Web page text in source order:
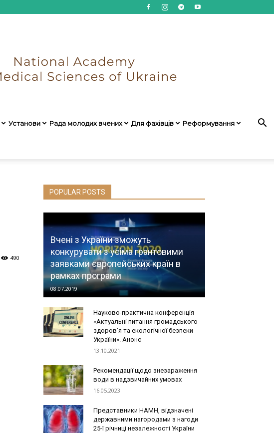
Установи Рада молодих вчених Для фахівців Реформування
490
POPULAR POSTS
Вчені з України зможуть
конкурувати з усіма грантовими
заявками європейських країн в
рамках програми
08.07.2019
Науково-практична конференція
«Актуальні питання громадського
здоров’я та екологічної безпеки
України». Анонс
13.10.2021
Рекомендації щодо знезараження
води в надзвичайних умовах
16.05.2023
Представники НАМН, відзначені
державними нагородами з нагоди
25-ї річниці незалежності України